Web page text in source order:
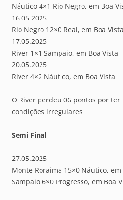
Náutico 4×1 Rio Negro, em Boa
16.05.2025
Rio Negro 12×0 Real, em Boa Vista
17.05.2025
River 1×1 Sampaio, em Boa Vista
20.05.2025
River 4×2 Náutico, em Boa Vista
O River perdeu 06 pontos por
condições irregulares
Semi Final
27.05.2025
Monte Roraima 15×0 Náutico, em
Sampaio 6×0 Progresso, em Boa